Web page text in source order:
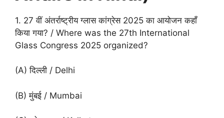
1. 27 वीं अंतर्राष्ट्रीय ग्लास कांग्रेस 2025 का आयोजन कहाँ
किया गया? / Where was the 27th International
Glass Congress 2025 organized?
(A) दिल्ली / Delhi
(B) मुंबई / Mumbai